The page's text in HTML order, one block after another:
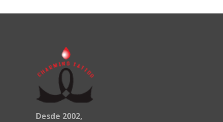
Desde 2002,